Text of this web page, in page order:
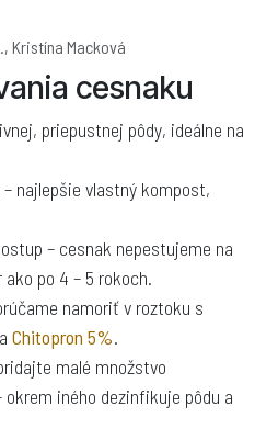
Kristína Macková
cesnaku
priepustnej pôdy, ideálne na
najlepšie vlastný kompost,
– cesnak nepestujeme na
po 4 – 5 rokoch.
namoriť v roztoku s
a Chitopron 5%.
malé množstvo
okrem iného dezinfikuje pôdu a